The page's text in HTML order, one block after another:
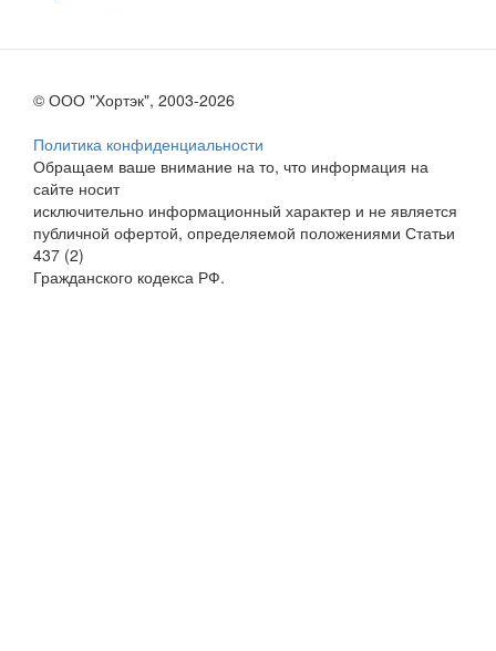
© ООО "Хортэк", 2003-2026
Политика конфиденциальности
Обращаем ваше внимание на то, что информация на
сайте носит
исключительно информационный характер и не является
публичной офертой, определяемой положениями Статьи
437 (2)
Гражданского кодекса РФ.